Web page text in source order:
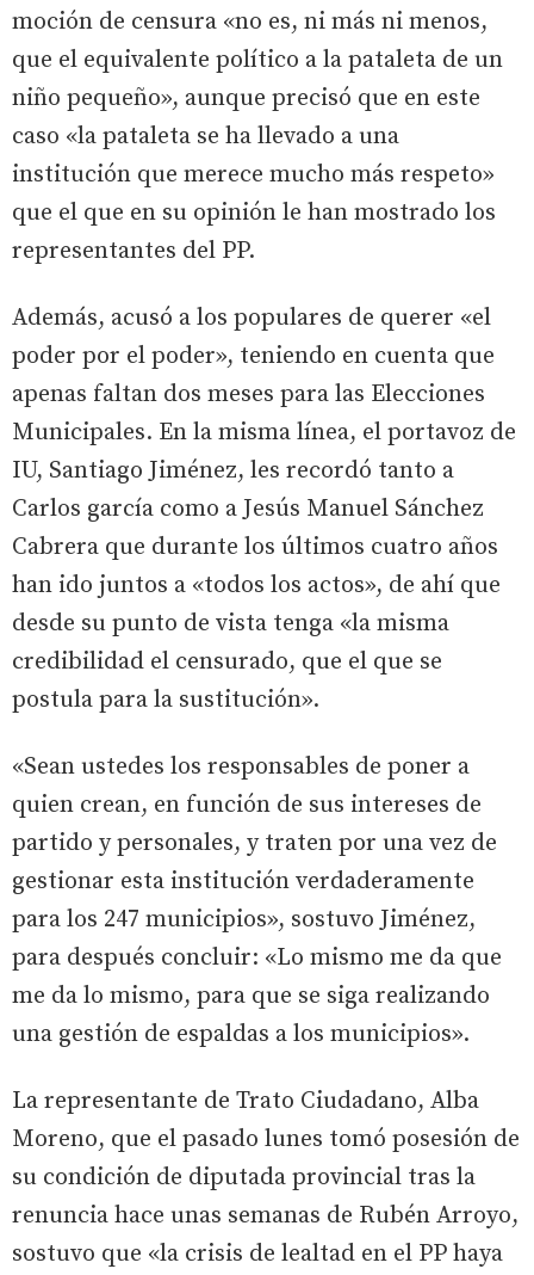
moción de censura «no es, ni más ni menos,
que el equivalente político a la pataleta de un
niño pequeño», aunque precisó que en este
caso «la pataleta se ha llevado a una
institución que merece mucho más respeto»
que el que en su opinión le han mostrado los
representantes del PP.
Además, acusó a los populares de querer «el
poder por el poder», teniendo en cuenta que
apenas faltan dos meses para las Elecciones
Municipales. En la misma línea, el portavoz de
IU, Santiago Jiménez, les recordó tanto a
Carlos garcía como a Jesús Manuel Sánchez
Cabrera que durante los últimos cuatro años
han ido juntos a «todos los actos», de ahí que
desde su punto de vista tenga «la misma
credibilidad el censurado, que el que se
postula para la sustitución».
«Sean ustedes los responsables de poner a
quien crean, en función de sus intereses de
partido y personales, y traten por una vez de
gestionar esta institución verdaderamente
para los 247 municipios», sostuvo Jiménez,
para después concluir: «Lo mismo me da que
me da lo mismo, para que se siga realizando
una gestión de espaldas a los municipios».
La representante de Trato Ciudadano, Alba
Moreno, que el pasado lunes tomó posesión de
su condición de diputada provincial tras la
renuncia hace unas semanas de Rubén Arroyo,
sostuvo que «la crisis de lealtad en el PP haya